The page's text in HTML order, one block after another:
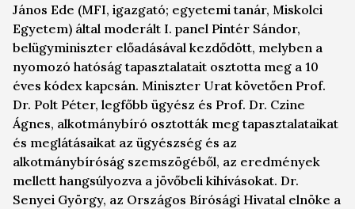
János Ede (MFI, igazgató; egyetemi tanár, Miskolci
Egyetem) által moderált I. panel Pintér Sándor,
belügyminiszter előadásával kezdődött, melyben a
nyomozó hatóság tapasztalatait osztotta meg a 10
éves kódex kapcsán. Miniszter Urat követően Prof.
Dr. Polt Péter, legfőbb ügyész és Prof. Dr. Czine
Ágnes, alkotmánybíró osztották meg tapasztalataikat
és meglátásaikat az ügyészség és az
alkotmánybíróság szemszögéből, az eredmények
mellett hangsúlyozva a jövőbeli kihívásokat. Dr.
Senyei György, az Országos Bírósági Hivatal elnöke a